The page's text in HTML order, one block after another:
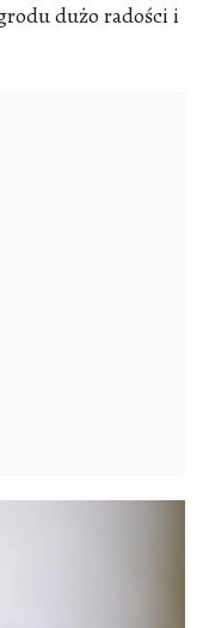
dużo radości i